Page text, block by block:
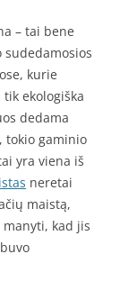
– tai bene
kurie
ekologiška
dedama
tokio gaminio
yra viena iš
neretai
maistą,
kad jis